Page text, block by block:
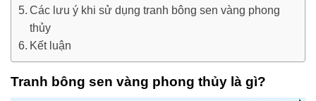
Các lưu ý khi sử dụng tranh bông sen vàng phong
thủy
Kết luận
Tranh bông sen vàng phong thủy là gì?